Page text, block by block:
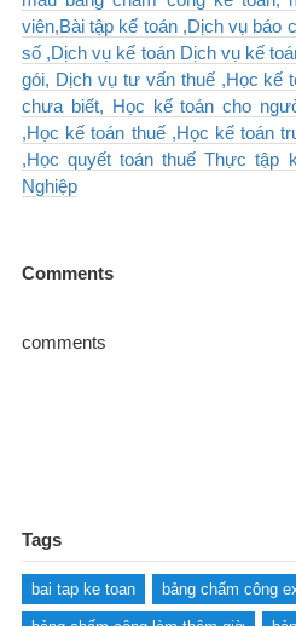
viên,Bài tập kế toán ,Dịch vụ báo
số ,Dịch vụ kế toán Dịch vụ kế
gói, Dịch vụ tư vấn thuế ,Học kế
chưa biết, Học kế toán cho
,Học kế toán thuế ,Học kế toán
,Học quyết toán thuế Thực tập
Nghiệp
Comments
comments
Tags
bai tap ke toan bảng chấm công